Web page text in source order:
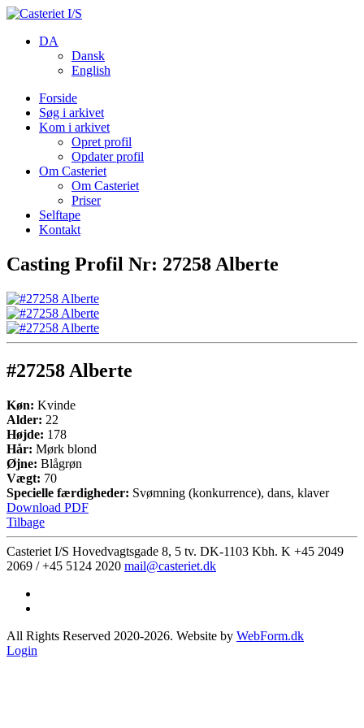
DA
Dansk
English
Forside
Søg i arkivet
Kom i arkivet
Opret profil
Opdater profil
Om Casteriet
Om Casteriet
Priser
Selftape
Kontakt
Casting Profil Nr: 27258 Alberte
#27258 Alberte
Køn: Kvinde
Alder: 22
Højde: 178
Hår: Mørk blond
Øjne: Blågrøn
Vægt: 70
Specielle færdigheder: Svømning (konkurrence), dans, klaver
Download PDF
Tilbage
Casteriet I/S Hovedvagtsgade 8, 5 tv. DK-1103 Kbh. K +45 2049
2069 / +45 5124 2020 mail@casteriet.dk
All Rights Reserved 2020-2026. Website by WebForm.dk
Login